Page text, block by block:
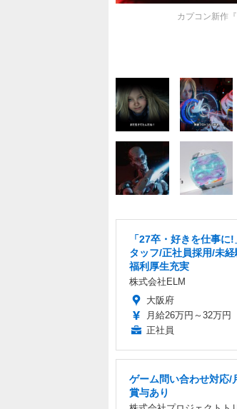
カプコン新作
「27卒・好きを仕事
タッフ/正社員採用/未
福利厚生充実
株式会社ELM
大阪府
月給26万円～32万円
正社員
ゲーム問い合わせ対応/
賞与あり